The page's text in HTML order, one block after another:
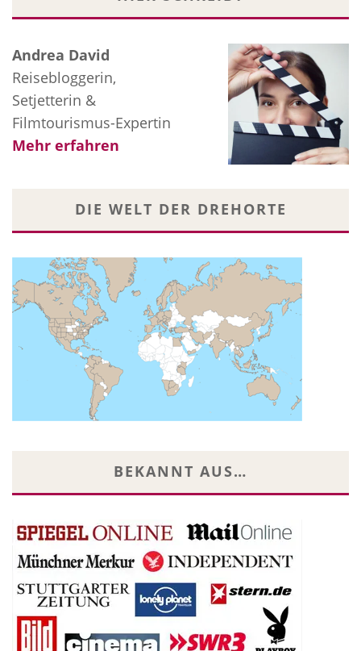
Andrea David
Reisebloggerin,
Setjetterin &
Filmtourismus-Expertin
Mehr erfahren
DIE WELT DER DREHORTE
BEKANNT AUS…